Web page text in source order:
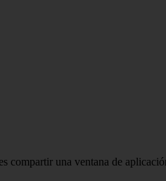
compartir una ventana de